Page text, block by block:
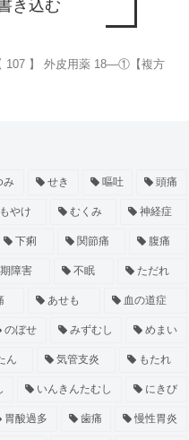
き込む
107 】 外皮用薬 18―①【複方
み せき 嘔吐 頭痛
やけ むくみ 神経症
下痢 関節痛 腹痛
障害 不眠 ただれ
あせも 血の道症
のぼせ みずむし めまい
ん 気管支炎 もたれ
いんきんたむし にきび
胃酸過多 歯痛 慢性胃炎